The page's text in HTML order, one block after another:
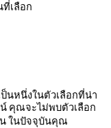
ที่เลือก
นหนึ่งในตัวเลือกที่น่า
คุณจะไม่พบตัวเลือก
ในปัจจุบันคุณ